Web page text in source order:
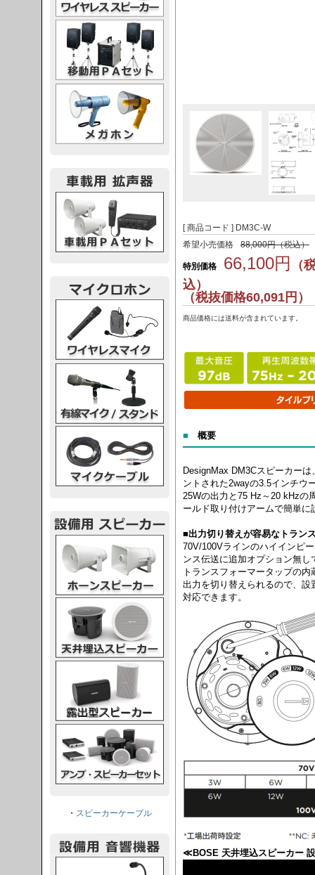
[ 商品コード ] DM3C-W
希望小売価格
88,000円（税込）
特別価格 66,100円 （
込）
（税抜価格60,091円）
商品価格には送料が含まれています。
■ 概要
DesignMax DM3Cスピーカー
ントされた2wayの3.5インチウ
25Wの出力と75 Hz～20 kHzの
ールド取り付けアームで簡単
■出力切り替えが容易なトラン
70V/100Vラインのハイインピ
ンス伝送に追加オプション無し
トランスフォーマータップの
出力を切り替えられるので、
対応できます。
≪BOSE 天井埋込スピーカー
・ スピーカーケーブル